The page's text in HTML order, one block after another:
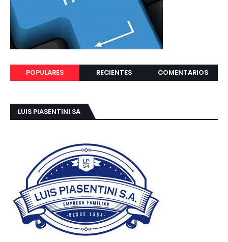
POPULARES RECIENTES COMENTARIOS
LUIS PIASENTINI SA